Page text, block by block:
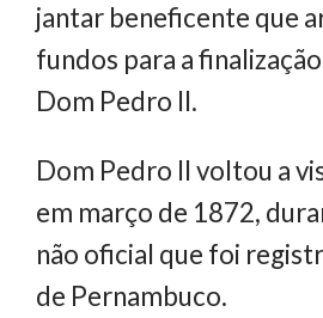
jantar beneficente que
fundos para a
Dom Pedro II.
Dom Pedro II voltou a
em março de 1872,
não oficial que foi
de Pernambuco.